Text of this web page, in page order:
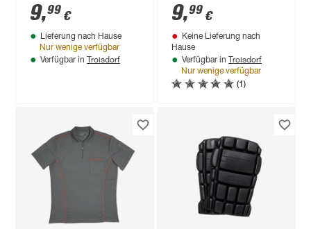
9,99 €
Lieferung nach Hause
Nur wenige verfügbar
Verfügbar in Troisdorf
9,99 €
Keine Lieferung nach
Hause
Verfügbar in Troisdorf
Nur wenige verfügbar
(1)